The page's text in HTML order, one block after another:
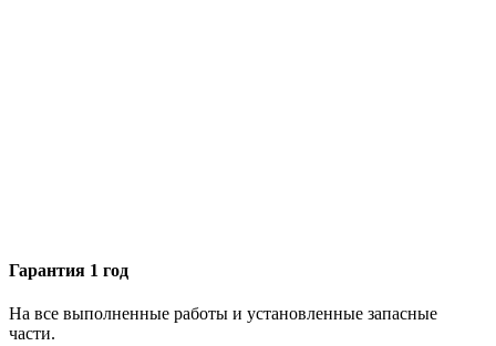
Гарантия 1 год
На все выполненные работы и установленные запасные
части.